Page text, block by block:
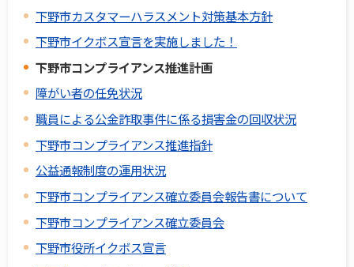
下野市カスタマーハラスメント対策基本方針
下野市イクボス宣言を実施しました！
下野市コンプライアンス推進計画
障がい者の任免状況
職員による公金詐取事件に係る損害金の回収状況
下野市コンプライアンス推進指針
公益通報制度の運用状況
下野市コンプライアンス確立委員会報告書について
下野市コンプライアンス確立委員会
下野市役所イクボス宣言